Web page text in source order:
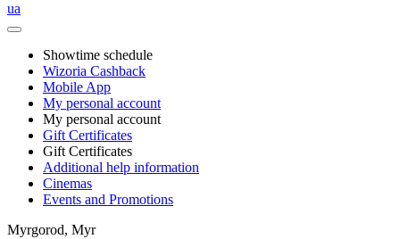
ua
Showtime schedule
Wizoria Cashback
Mobile App
My personal account
My personal account
Gift Certificates
Gift Certificates
Additional help information
Cinemas
Events and Promotions
Myrgorod, Myr